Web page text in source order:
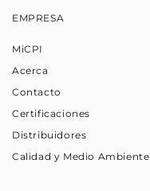
EMPRESA
MiCPI
Acerca
Contacto
Certificaciones
Distribuidores
Calidad y Medio Ambiente